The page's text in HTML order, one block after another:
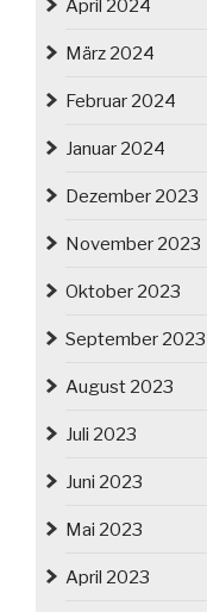
April 2024
März 2024
Februar 2024
Januar 2024
Dezember 2023
November 2023
Oktober 2023
September 2023
August 2023
Juli 2023
Juni 2023
Mai 2023
April 2023